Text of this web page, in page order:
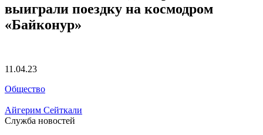
выиграли поездку на космодром
«Байконур»
11.04.23
Общество
Айгерим Сейткали
Служба новостей